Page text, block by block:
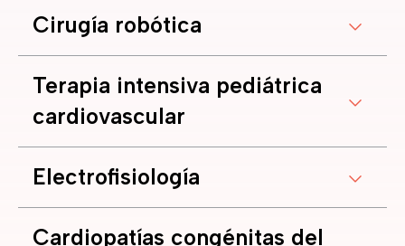
Cirugía robótica
Terapia intensiva pediátrica
cardiovascular
Electrofisiología
Cardiopatías congénitas del